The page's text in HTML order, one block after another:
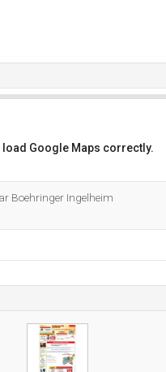
load Google Maps correctly.
Boehringer Ingelheim